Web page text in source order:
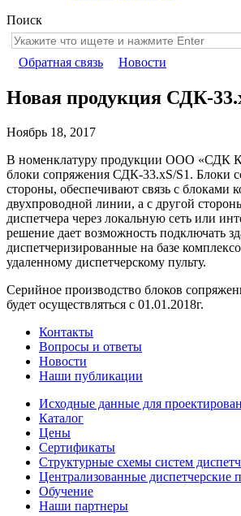
Поиск
Обратная связь Новости
Новая продукция СДК-
Ноябрь 18, 2017
В номенклатуру продукции ООО «СДК
блоки сопряжения СДК-33.хS/S1. Блоки
стороны, обеспечивают связь с блоками
двухпроводной линии, а с другой
диспетчера через локальную сеть или
решение дает возможность подключать
диспетчеризированные на базе
удаленному диспетчерскому пульту.
Серийное производство блоков
будет осуществляться с 01.01.2018г.
Контакты
Вопросы и ответы
Новости
Наши публикации
Исходные данные для
Каталог
Цены
Сертификаты
Структурные схемы систем
Централизованные диспетчерские
Обучение
Наши партнеры